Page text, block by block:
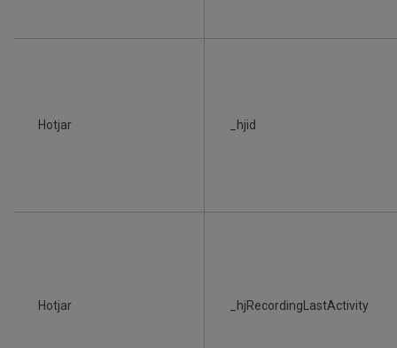
Hotjar _hjid
Hotjar _hjRecordingLastActivity